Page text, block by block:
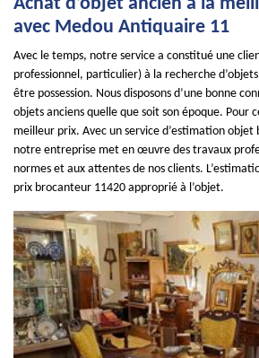
avec Medou Antiquaire 11
Avec le temps, notre service a constitué une
professionnel, particulier) à la recherche
être possession. Nous disposons d’une bonne
objets anciens quelle que soit son époque. Pour
meilleur prix. Avec un service d’estimation
notre entreprise met en œuvre des travaux
normes et aux attentes de nos clients.
prix brocanteur 11420 approprié à l’objet.